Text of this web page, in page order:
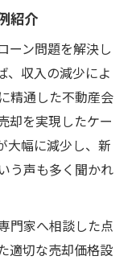
行と注意点
スケジュール
現実的手順
知識
債対応策とは
後の支援活用
金確保の方法
談先の選び方
紹介
ーン問題を解決し
、収入の減少によ
精通した不動産会
却を実現したケー
大幅に減少し、新
う声も多く聞かれ
門家へ相談した点
適切な売却価格設